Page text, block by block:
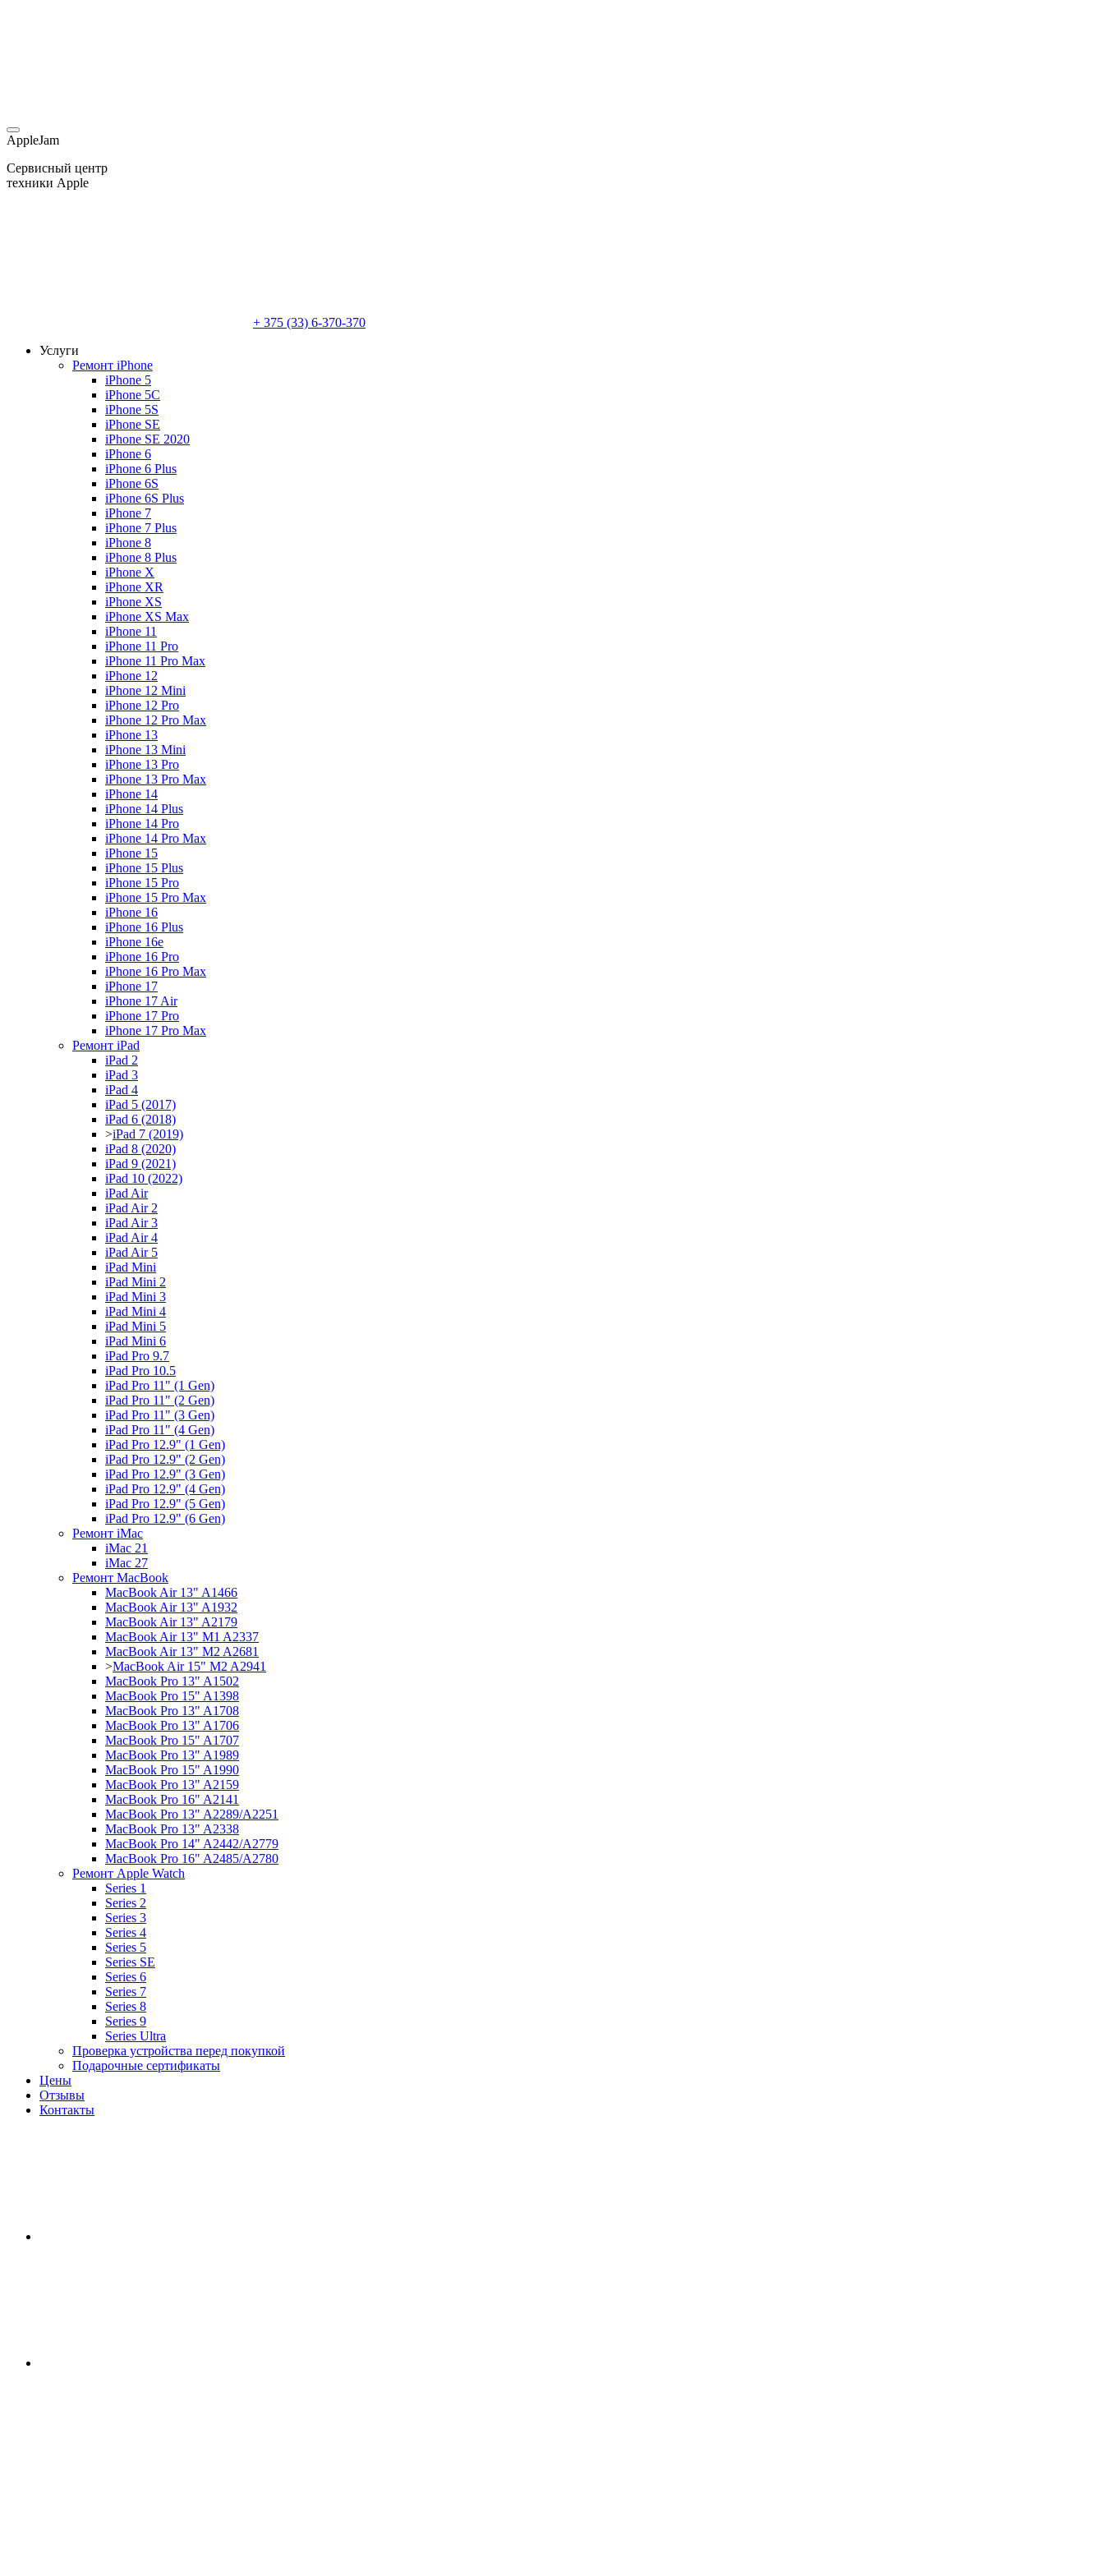
AppleJam
Сервисный центр
техники Apple
+ 375 (33) 6-370-370
Услуги
Ремонт iPhone
iPhone 5
iPhone 5C
iPhone 5S
iPhone SE
iPhone SE 2020
iPhone 6
iPhone 6 Plus
iPhone 6S
iPhone 6S Plus
iPhone 7
iPhone 7 Plus
iPhone 8
iPhone 8 Plus
iPhone X
iPhone XR
iPhone XS
iPhone XS Max
iPhone 11
iPhone 11 Pro
iPhone 11 Pro Max
iPhone 12
iPhone 12 Mini
iPhone 12 Pro
iPhone 12 Pro Max
iPhone 13
iPhone 13 Mini
iPhone 13 Pro
iPhone 13 Pro Max
iPhone 14
iPhone 14 Plus
iPhone 14 Pro
iPhone 14 Pro Max
iPhone 15
iPhone 15 Plus
iPhone 15 Pro
iPhone 15 Pro Max
iPhone 16
iPhone 16 Plus
iPhone 16e
iPhone 16 Pro
iPhone 16 Pro Max
iPhone 17
iPhone 17 Air
iPhone 17 Pro
iPhone 17 Pro Max
Ремонт iPad
iPad 2
iPad 3
iPad 4
iPad 5 (2017)
iPad 6 (2018)
>iPad 7 (2019)
iPad 8 (2020)
iPad 9 (2021)
iPad 10 (2022)
iPad Air
iPad Air 2
iPad Air 3
iPad Air 4
iPad Air 5
iPad Mini
iPad Mini 2
iPad Mini 3
iPad Mini 4
iPad Mini 5
iPad Mini 6
iPad Pro 9.7
iPad Pro 10.5
iPad Pro 11" (1 Gen)
iPad Pro 11" (2 Gen)
iPad Pro 11" (3 Gen)
iPad Pro 11" (4 Gen)
iPad Pro 12.9" (1 Gen)
iPad Pro 12.9" (2 Gen)
iPad Pro 12.9" (3 Gen)
iPad Pro 12.9" (4 Gen)
iPad Pro 12.9" (5 Gen)
iPad Pro 12.9" (6 Gen)
Ремонт iMac
iMac 21
iMac 27
Ремонт MacBook
MacBook Air 13" A1466
MacBook Air 13" A1932
MacBook Air 13" A2179
MacBook Air 13" M1 A2337
MacBook Air 13" M2 A2681
>MacBook Air 15" M2 A2941
MacBook Pro 13" A1502
MacBook Pro 15" A1398
MacBook Pro 13" A1708
MacBook Pro 13" A1706
MacBook Pro 15" A1707
MacBook Pro 13" A1989
MacBook Pro 15" A1990
MacBook Pro 13" A2159
MacBook Pro 16" A2141
MacBook Pro 13" A2289/A2251
MacBook Pro 13" A2338
MacBook Pro 14" A2442/A2779
MacBook Pro 16" A2485/A2780
Ремонт Apple Watch
Series 1
Series 2
Series 3
Series 4
Series 5
Series SE
Series 6
Series 7
Series 8
Series 9
Series Ultra
Проверка устройства перед покупкой
Подарочные сертификаты
Цены
Отзывы
Контакты